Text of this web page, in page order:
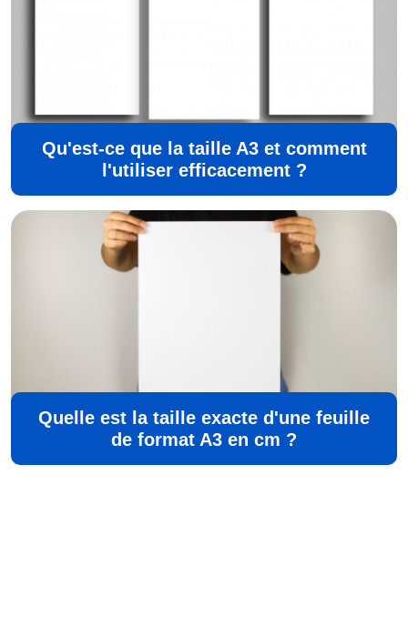
Qu'est-ce que la taille A3 et comment
l'utiliser efficacement ?
Quelle est la taille exacte d'une feuille
de format A3 en cm ?